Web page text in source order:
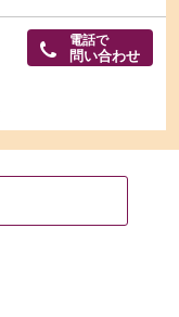
電話で
問い合わせ